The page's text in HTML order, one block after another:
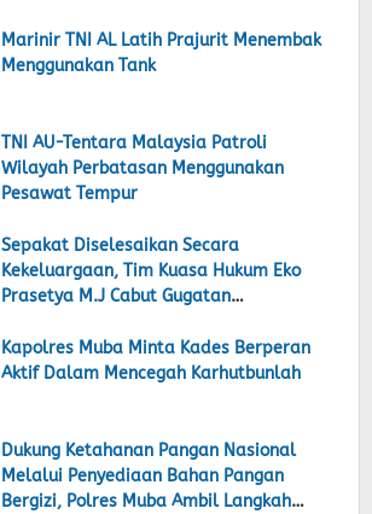
Marinir TNI AL Latih Prajurit Menembak
Menggunakan Tank
TNI AU-Tentara Malaysia Patroli
Wilayah Perbatasan Menggunakan
Pesawat Tempur
Sepakat Diselesaikan Secara
Kekeluargaan, Tim Kuasa Hukum Eko
Prasetya M.J Cabut Gugatan
Kapolres Muba Minta Kades Berperan
Aktif Dalam Mencegah Karhutbunlah
Dukung Ketahanan Pangan Nasional
Melalui Penyediaan Bahan Pangan
Bergizi, Polres Muba Ambil Langkah